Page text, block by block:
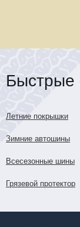
Быстрые
Летние покрышки
Зимние автошины
Всесезонные шины
Грязевой протектор